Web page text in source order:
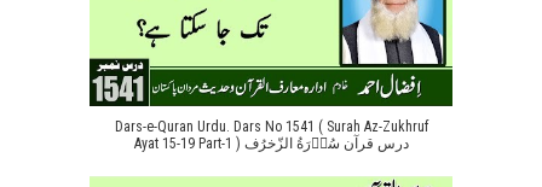
Dars-e-Quran Urdu. Dars No 1541 ( Surah Az-Zukhruf
Ayat 15-19 Part-1 ) درس قرآن سُوۡرَةُ الزّخرُف